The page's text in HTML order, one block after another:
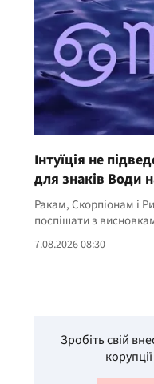
Інтуїція не
для знаків Води
Ракам, Скорпіонам і
поспішати з
7.08.2026 08:30
Зробіть свій